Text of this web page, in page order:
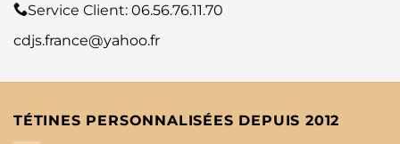
Service Client: 06.56.76.11.70
cdjs.france@yahoo.fr
TÉTINES PERSONNALISÉES DEPUIS 2012